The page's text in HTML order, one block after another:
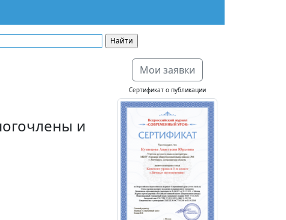
и
Мои заявки
Сертификат о публикации